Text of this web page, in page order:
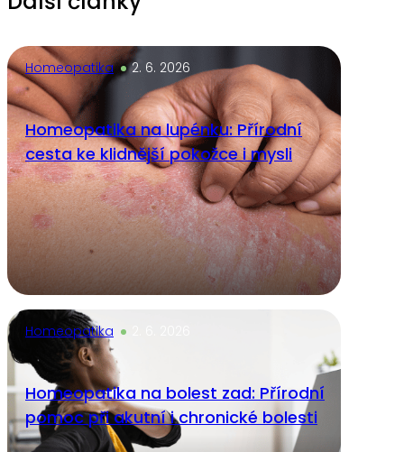
Homeopatika 2. 6. 2026
Homeopatika na lupénku: Přírodní
cesta ke klidnější pokožce i mysli
Homeopatika
Homeopatika na bolest zad: Přírodní
pomoc při akutní i chronické bolesti